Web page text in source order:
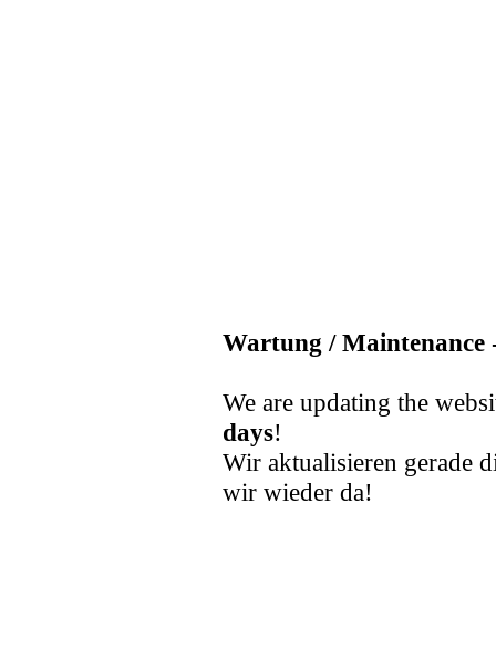
Wartung / Maintenance
We are updating the
days!
Wir aktualisieren gerade
wir wieder da!